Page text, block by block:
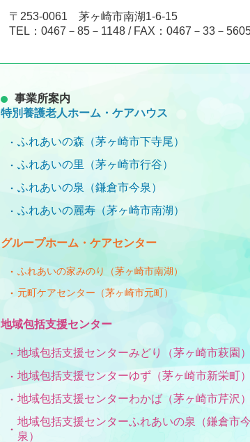
〒253-0061 茅ヶ崎市南湖1-6-15
TEL： 0467－85－1148 / FAX：0467－33－
事業所案内
特別養護老人ホーム・ケアハウス
ふれあいの森（茅ヶ崎市下寺尾）
ふれあいの里（茅ヶ崎市行谷）
ふれあいの泉（鎌倉市今泉）
ふれあいの麗寿（茅ヶ崎市南湖）
グループホーム・ケアセンター
ふれあいの家みのり（茅ヶ崎市南湖）
元町ケアセンター（茅ヶ崎市元町）
地域包括支援センター
地域包括支援センターみどり（茅ヶ崎市萩園）
地域包括支援センターゆず（茅ヶ崎市新栄町）
地域包括支援センターわかば（茅ヶ崎市芹沢）
地域包括支援センターふれあいの泉（鎌倉市今
泉）